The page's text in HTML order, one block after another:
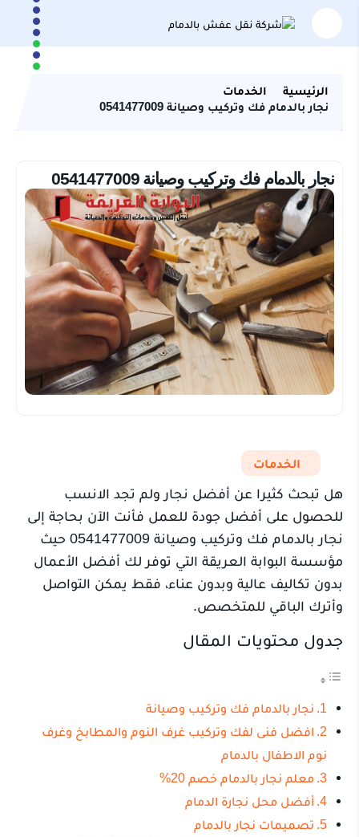
الرئيسية
الخدمات
نجار بالدمام فك وتركيب وصيانة 0541477009
نجار بالدمام فك وتركيب وصيانة 0541477009
الخدمات
هل تبحث كثيرا عن أفضل نجار ولم تجد الانسب
للحصول على أفضل جودة للعمل فأنت الآن بحاجة إلى
نجار بالدمام فك وتركيب وصيانة 0541477009 حيث
مؤسسة البوابة العريقة التي توفر لك أفضل الأعمال
بدون تكاليف عالية وبدون عناء، فقط يمكن التواصل
وأترك الباقي للمتخصص.
جدول محتويات المقال
نجار بالدمام فك وتركيب وصيانة
افضل فنى لفك وتركيب غرف النوم والمطابخ وغرف
نوم الاطفال بالدمام
معلم نجار بالدمام خصم 20%
أفضل محل نجارة الدمام
تصميمات نجار بالدمام